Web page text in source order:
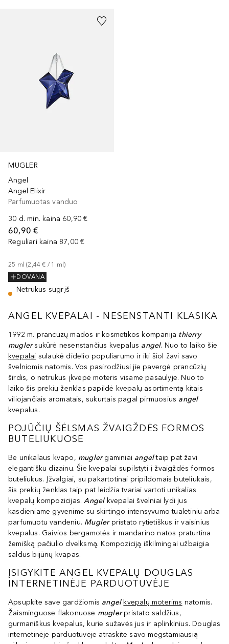
MUGLER
Angel
Angel Elixir
Parfumuotas vanduo
30 d. min. kaina 60,90 €
60,90 €
Reguliari kaina 87,00 €
25 ml (2,44 € / 1 ml)
DOVANA
Netrukus sugrįš
ANGEL KVEPALAI - NESENSTANTI KLASIKA
1992 m. prancūzų mados ir kosmetikos kompanija thierry
muglersukūrė nesenstančius kvepalus angel. Nuo to laiko šie
kvepalai sulaukė didelio populiarumo ir iki šiol žavi savo
švelniomis natomis. Vos pasirodžiusi jie pavergė prancūzių
širdis, o netrukus įkvėpė moteris visame pasaulyje. Nuo to
laiko šis prekių ženklas papildė kvepalų asortimentą kitais
viliojančiais aromatais, sukurtais pagal pirmuosius angel
kvepalus.
POJŪČIŲ ŠĖLSMAS ŽVAIGŽDĖS FORMOS
BUTELIUKUOSE
Be unikalaus kvapo, muglergaminiai angeltaip pat žavi
elegantišku dizainu. Šie kvepalai supilstyti į žvaigždės formos
buteliukus. Įžvalgiai, su pakartotinai pripildomais buteliukais,
šis prekių ženklas taip pat leidžia tvariai vartoti unikalias
kvepalų kompozicijas.Angelkvepalai švelniai lydi jus
kasdieniame gyvenime su skirtingo intensyvumo tualetiniu arba
parfumuotu vandeniu. Muglerpristato rytietiškus ir vaisinius
kvepalus. Gaivios bergamotės ir mandarino natos praturtina
žemišką pačiulio dvelksmą. Kompoziciją iškilmingai užbaigia
saldus bijūnų kvapas.
ĮSIGYKITE ANGEL KVEPALŲ DOUGLAS
INTERNETINĖJE PARDUOTUVĖJE
Apsupkite save gardžiomis angel kvepalų moterims natomis.
Žaisminguose flakonuose muglerpristato saldžius,
gurmaniškus kvepalus, kurie sužavės jus ir aplinkinius. Douglas
internetinėje parduotuvėje atraskite savo mėgstamiausią